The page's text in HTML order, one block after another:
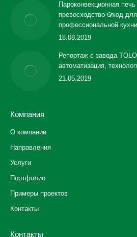
Пароконвекционная
превосходство блюд
профессиональной кухни
18.08.2019
Репортаж с завода
автоматизация,
21.05.2019
Компания
О компании
Направления
Услуги
Портфолио
Примеры проектов
Контакты
Контакты